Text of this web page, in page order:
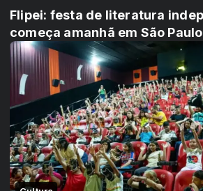
Flipei: festa de literatura
começa amanhã em São Paulo